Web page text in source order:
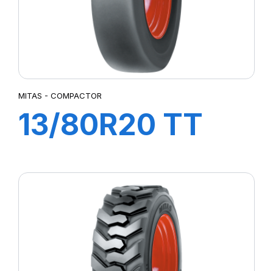
TI09
TR09
TR10
UK5
MITAS - COMPACTOR
13/80R20 TT
COMPACTOR